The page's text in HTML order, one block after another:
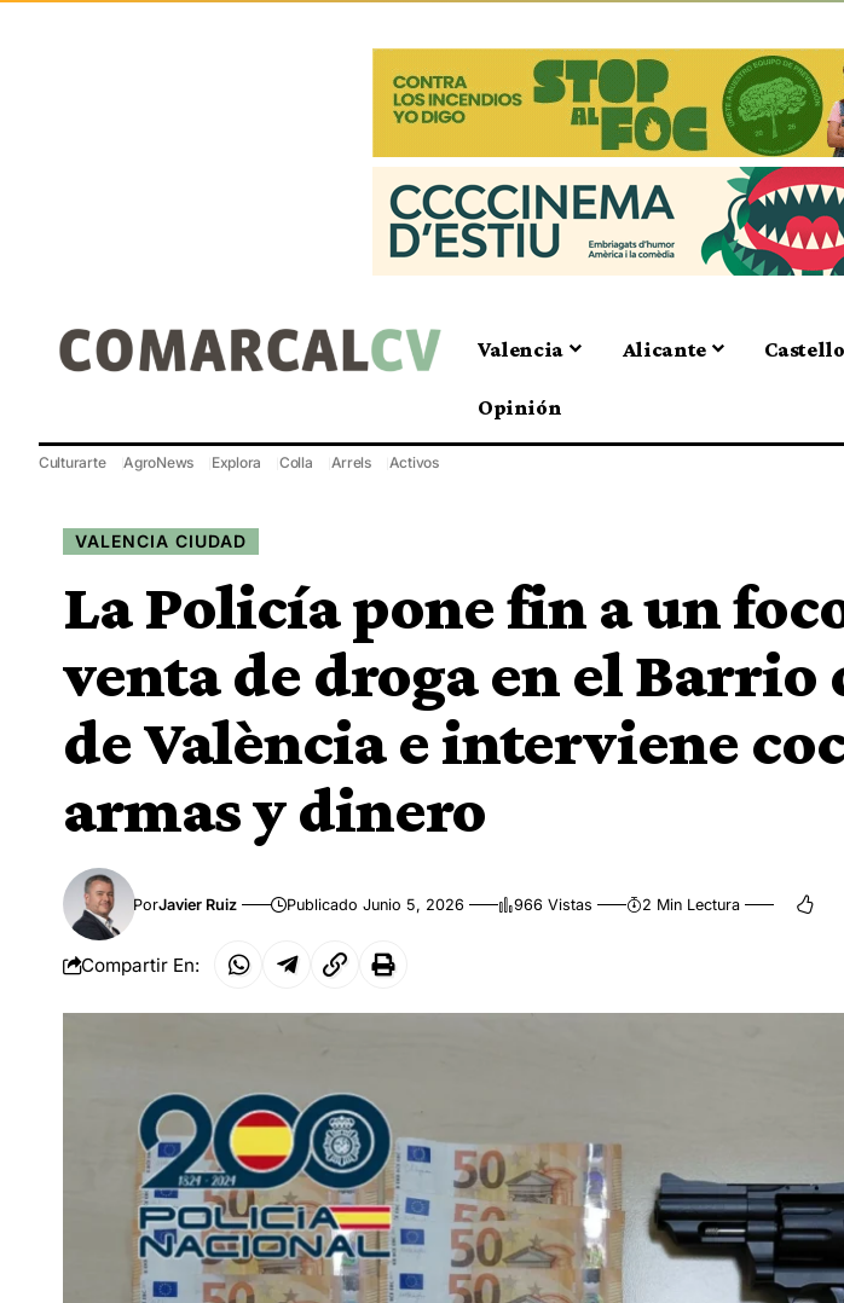
Valencia Alicante
Opinión
Culturarte AgroNews Explora Colla Arrels Activos
VALENCIA CIUDAD
La Policía pone fin a un
venta de droga en el Barrio
de València e interviene
armas y dinero
PorJavier Ruiz Publicado Junio 5, 2026 966 Vistas 2 Min Lectura
Compartir En: